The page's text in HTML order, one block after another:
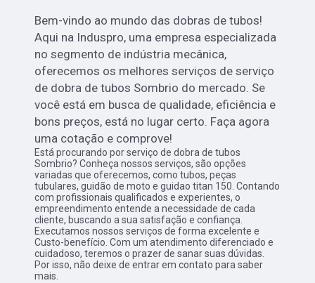
Bem-vindo ao mundo das dobras de tubos!
Aqui na Induspro, uma empresa especializada
no segmento de indústria mecânica,
oferecemos os melhores serviços de serviço
de dobra de tubos Sombrio do mercado. Se
você está em busca de qualidade, eficiência e
bons preços, está no lugar certo. Faça agora
uma cotação e comprove!
Está procurando por serviço de dobra de tubos
Sombrio? Conheça nossos serviços, são opções
variadas que oferecemos, como tubos, peças
tubulares, guidão de moto e guidao titan 150. Contando
com profissionais qualificados e experientes, o
empreendimento entende a necessidade de cada
cliente, buscando a sua satisfação e confiança.
Executamos nossos serviços de forma excelente e
Custo-benefício. Com um atendimento diferenciado e
cuidadoso, teremos o prazer de sanar suas dúvidas.
Por isso, não deixe de entrar em contato para saber
mais.